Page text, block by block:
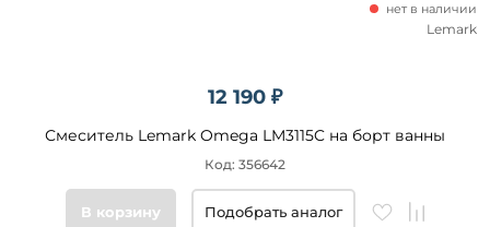
12 190 ₽
Смеситель Lemark Omega LM3115C на борт ванны
нет в наличии
Код: 356642
Lemark
В корзину Подобрать аналог